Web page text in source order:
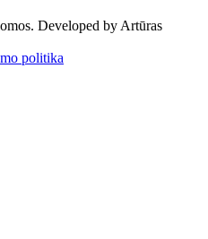
Developed by Artūras
politika